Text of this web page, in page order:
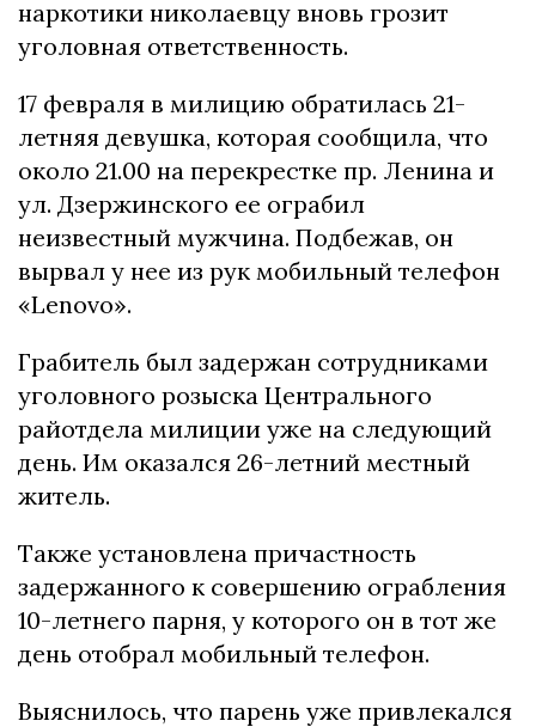
наркотики николаевцу вновь грозит
уголовная ответственность.
17 февраля в милицию обратилась 21-
летняя девушка, которая сообщила, что
около 21.00 на перекрестке пр. Ленина и
ул. Дзержинского ее ограбил
неизвестный мужчина. Подбежав, он
вырвал у нее из рук мобильный телефон
«Lenovo».
Грабитель был задержан сотрудниками
уголовного розыска Центрального
райотдела милиции уже на следующий
день. Им оказался 26-летний местный
житель.
Также установлена ​​причастность
задержанного к совершению ограбления
10-летнего парня, у которого он в тот же
день отобрал мобильный телефон.
Выяснилось, что парень уже привлекался